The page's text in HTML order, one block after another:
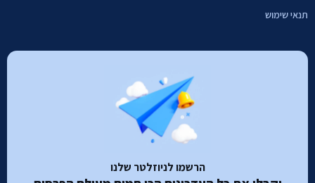
תנאי שימוש
הרשמו לניוזלטר שלנו